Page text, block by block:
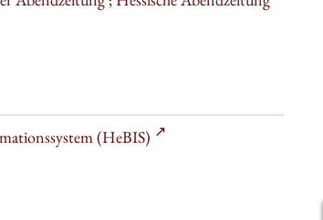
(HeBIS)